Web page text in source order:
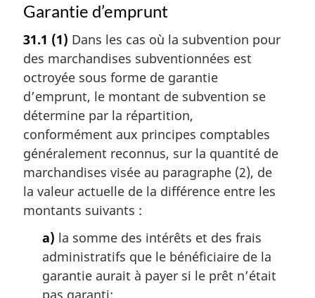
Garantie d’emprunt
31.1 (1) Dans les cas où la subvention pour
des marchandises subventionnées est
octroyée sous forme de garantie
d’emprunt, le montant de subvention se
détermine par la répartition,
conformément aux principes comptables
généralement reconnus, sur la quantité de
marchandises visée au paragraphe (2), de
la valeur actuelle de la différence entre les
montants suivants :
a) la somme des intérêts et des frais
administratifs que le bénéficiaire de la
garantie aurait à payer si le prêt n’était